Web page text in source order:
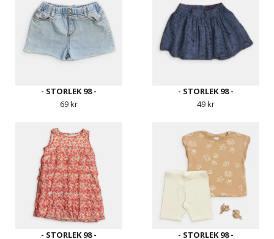
- STORLEK 98 -
69 kr
- STORLEK 98 -
49 kr
- STORLEK 98 -
- STORLEK 98 -